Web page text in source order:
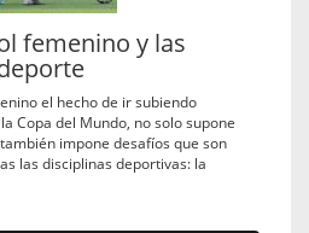
femenino y las
el hecho de ir subiendo
Copa del Mundo, no solo supone
impone desafíos que son
las disciplinas deportivas: la